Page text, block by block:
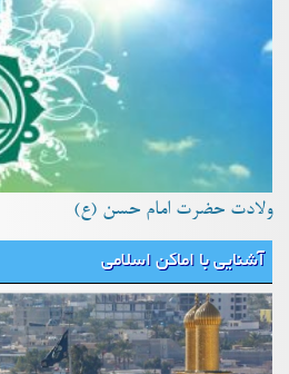
ولادت حضرت امام حسن (ع)
آشنایی با اماکن اسلامی